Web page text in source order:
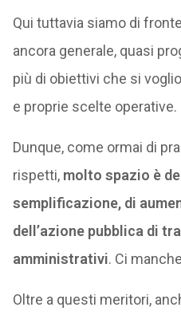
Qui tuttavia siamo di
ancora generale, quasi
più di obiettivi che si
e proprie scelte operative.
Dunque, come ormai di
rispetti, molto spazio è
semplificazione, di
dell’azione pubblica di
amministrativi. Ci
Oltre a questi meritori,